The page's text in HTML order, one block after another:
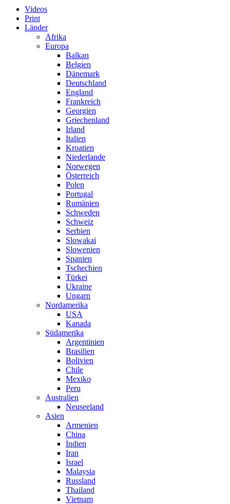
Videos
Print
Länder
Afrika
Europa
Balkan
Belgien
Dänemark
Deutschland
England
Frankreich
Georgien
Griechenland
Irland
Italien
Kroatien
Niederlande
Norwegen
Österreich
Polen
Portugal
Rumänien
Schweden
Schweiz
Serbien
Slowakai
Slowenien
Spanien
Tschechien
Türkei
Ukraine
Ungarn
Nordamerika
USA
Kanada
Südamerika
Argentinien
Brasilien
Bolivien
Chile
Mexiko
Peru
Australien
Neuseeland
Asien
Armenien
China
Indien
Iran
Israel
Malaysia
Russland
Thailand
Vietnam